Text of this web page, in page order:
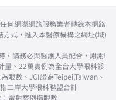
何網際網路服務業者轉錄本網路
式，進入本醫療機構之網址(域)
，請務必與醫護人員配合，謝謝!
、22萬實例為全台大學眼科診
眼數、JCI證為Teipei,Taiwan、
二岸大學眼科聯盟合計
雷射案例指眼數